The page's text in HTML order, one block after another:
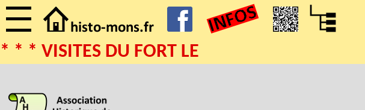
* * * VISITES DU FORT LE